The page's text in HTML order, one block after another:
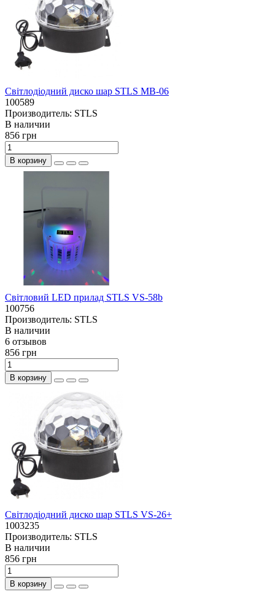
Світлодіодний диско шар STLS MB-06
100589
Производитель: STLS
В наличии
856 грн
В корзину
Світловий LED прилад STLS VS-58b
100756
Производитель: STLS
В наличии
6 отзывов
856 грн
В корзину
Світлодіодний диско шар STLS VS-26+
1003235
Производитель: STLS
В наличии
856 грн
В корзину